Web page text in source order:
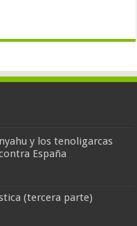
y los tenoligarcas
España
(tercera parte)